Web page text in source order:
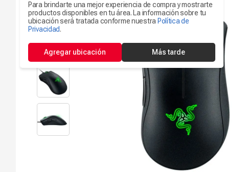
3.
Ipad
Iphone 17
Camaras Seguridad
Parlantes Bluetooth
9.
Accesorios Computo
Smartwach
Para brindarte una mejor experiencia de compra y mostrarte
productos disponibles en tu área. La información sobre tu
ubicación será tratada conforme nuestra Política de
Privacidad.
Agregar ubicación Más tarde